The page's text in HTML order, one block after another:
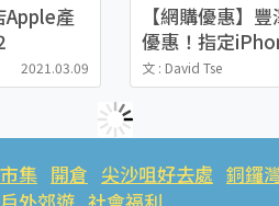
Apple產
$919
2021.03.09
【網購優惠】
優惠！指定
高激減$1500
文 : David Tse
市集 開倉 尖沙咀好去處 銅鑼